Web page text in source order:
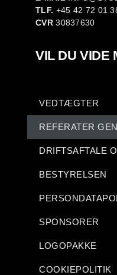
TLF. +45 42 72 01
CVR30837630
VIL DU VIDE
VEDTÆGTER
REFERATER
DRIFTSAFTALE
BESTYRELSEN
SPONSORER
LOGOPAKKE
COOKIEPOLITIK